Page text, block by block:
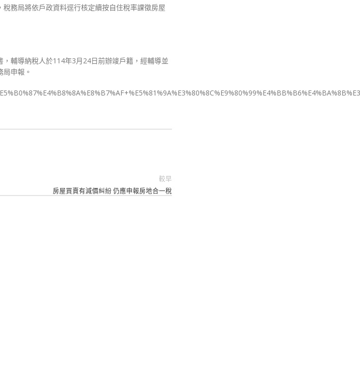
務局將依戶政資料逕行核定續按自住稅率課徵房屋
輔導納稅人於114年3月24日前辦竣戶籍，經輔導並
申報。
較早
房屋買賣有減價糾紛 仍應申報房地合一稅